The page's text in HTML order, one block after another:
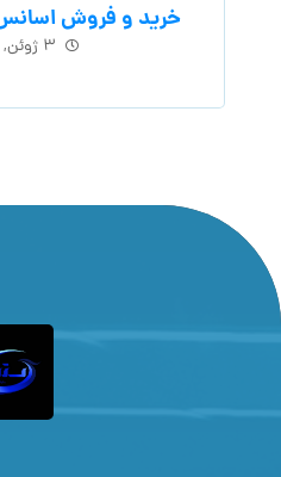
خرید و فروش
۳ ژوئن, ۲۰۲۵